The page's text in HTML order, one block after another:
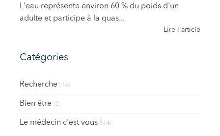
L'eau représente environ 60 % du poids d'un
adulte et participe à la quas...
Lire l'article
Catégories
Recherche (14)
Bien être (2)
Le médecin c'est vous ! (4)